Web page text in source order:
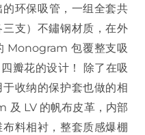
的环保吸管，一组全套共
支）不鏽钢材质，在外
Monogram包覆整支吸
瓣花的设计！ 除了在吸
收纳的保护套也做的相
及 LV 的帆布皮革，内部
料相衬，整套质感爆棚